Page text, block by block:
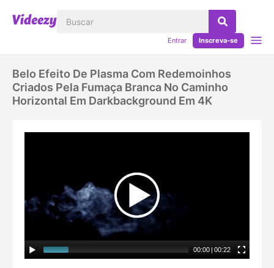
Entrar Inscreva-se
Belo Efeito De Plasma Com Redemoinhos
Criados Pela Fumaça Branca No Caminho
Horizontal Em Darkbackground Em 4K
00:00 | 00:22